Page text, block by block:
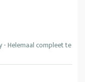
Helemaal compleet te